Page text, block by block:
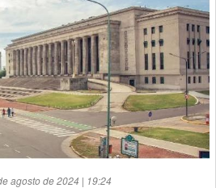
agosto de 2024 | 19:24